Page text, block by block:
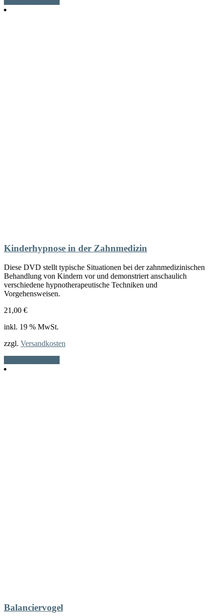
Kinderhypnose in der Zahnmedizin
Diese DVD stellt typische Situationen bei der zahnmedizinischen
Behandlung von Kindern vor und demonstriert anschaulich
verschiedene hypnotherapeutische Techniken und
Vorgehensweisen.
21,00 €
inkl. 19 % MwSt.
zzgl. Versandkosten
Balanciervogel